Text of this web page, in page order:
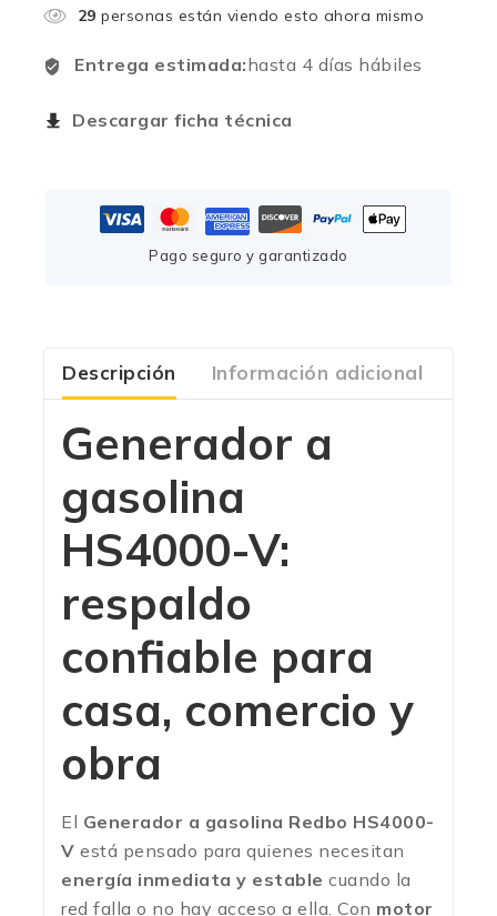
29 personas están viendo esto ahora mismo
Entrega estimada:hasta 4 días hábiles
Descargar ficha técnica
Pago seguro y garantizado
Descripción Información adicional
Generador a
gasolina
HS4000-V:
respaldo
confiable para
casa, comercio y
obra
El Generador a gasolina Redbo HS4000-
V está pensado para quienes necesitan
energía inmediata y estable cuando la
red falla o no hay acceso a ella. Con motor